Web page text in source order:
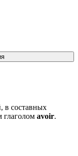
в составных
глаголом avoir.